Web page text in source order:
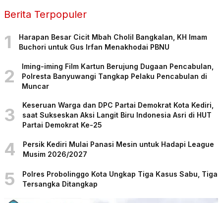
Berita Terpopuler
1
Harapan Besar Cicit Mbah Cholil Bangkalan, KH Imam
Buchori untuk Gus Irfan Menakhodai PBNU
2
Iming-iming Film Kartun Berujung Dugaan Pencabulan,
Polresta Banyuwangi Tangkap Pelaku Pencabulan di
Muncar
3
Keseruan Warga dan DPC Partai Demokrat Kota Kediri,
saat Sukseskan Aksi Langit Biru Indonesia Asri di HUT
Partai Demokrat Ke-25
4
Persik Kediri Mulai Panasi Mesin untuk Hadapi League
Musim 2026/2027
5
Polres Probolinggo Kota Ungkap Tiga Kasus Sabu, Tiga
Tersangka Ditangkap